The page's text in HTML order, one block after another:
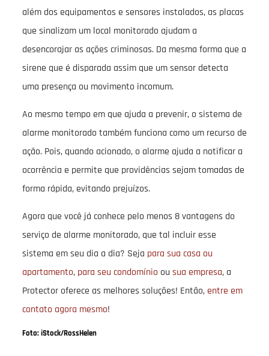
além dos equipamentos e sensores instalados, as placas
que sinalizam um local monitorado ajudam a
desencorajar as ações criminosas. Da mesma forma que a
sirene que é disparada assim que um sensor detecta
uma presença ou movimento incomum.
Ao mesmo tempo em que ajuda a prevenir, o sistema de
alarme monitorado também funciona como um recurso de
ação. Pois, quando acionado, o alarme ajuda a notificar a
ocorrência e permite que providências sejam tomadas de
forma rápida, evitando prejuízos.
Agora que você já conhece pelo menos 8 vantagens do
serviço de alarme monitorado, que tal incluir esse
sistema em seu dia a dia? Seja para sua casa ou
apartamento, para seu condomínio ou sua empresa, a
Protector oferece as melhores soluções! Então, entre em
contato agora mesmo!
Foto: iStock/RossHelen